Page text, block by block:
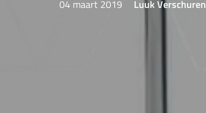
04 maart 2019 Luuk Verschuren